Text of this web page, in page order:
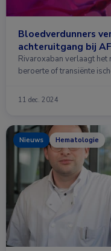
Bloedverdunners
achteruitgang bij
Rivaroxaban verlaagt het
beroerte of transiënte
11 dec. 2024
Nieuws Hematologie